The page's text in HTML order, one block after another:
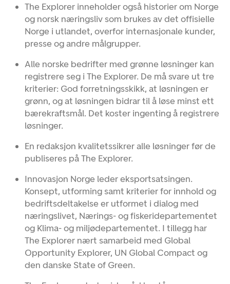
The Explorer inneholder også historier om Norge
og norsk næringsliv som brukes av det offisielle
Norge i utlandet, overfor internasjonale kunder,
presse og andre målgrupper.
Alle norske bedrifter med grønne løsninger kan
registrere seg i The Explorer. De må svare ut tre
kriterier: God forretningsskikk, at løsningen er
grønn, og at løsningen bidrar til å løse minst ett
bærekraftsmål. Det koster ingenting å registrere
løsninger.
En redaksjon kvalitetssikrer alle løsninger før de
publiseres på The Explorer.
Innovasjon Norge leder eksportsatsingen.
Konsept, utforming samt kriterier for innhold og
bedriftsdeltakelse er utformet i dialog med
næringslivet, Nærings- og fiskeridepartementet
og Klima- og miljødepartementet. I tillegg har
The Explorer nært samarbeid med Global
Opportunity Explorer, UN Global Compact og
den danske State of Green.